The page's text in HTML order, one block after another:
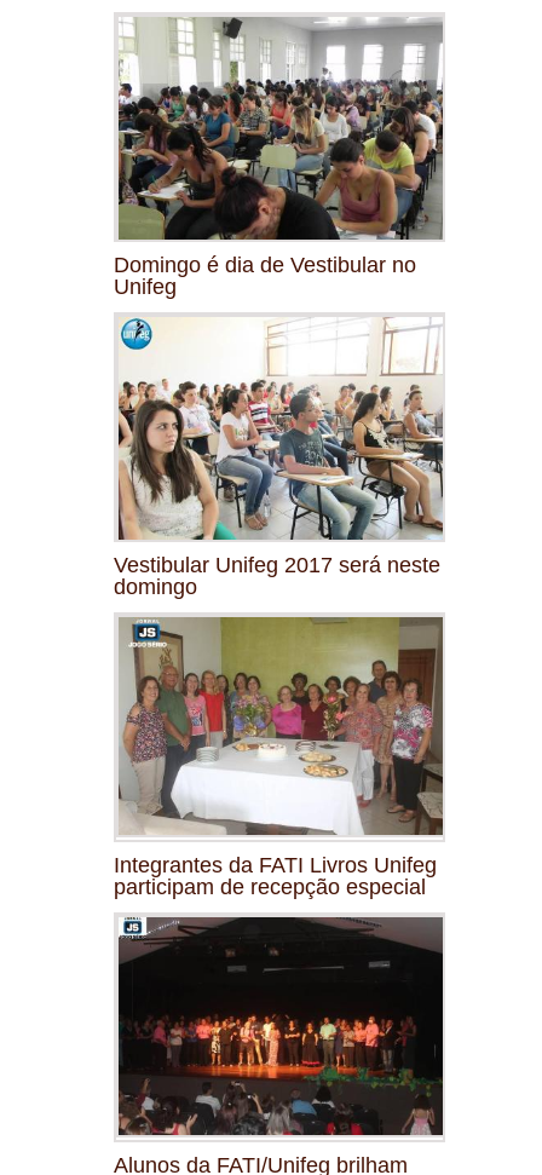
Domingo é dia de Vestibular no
Unifeg
Vestibular Unifeg 2017 será neste
domingo
Integrantes da FATI Livros Unifeg
participam de recepção especial
Alunos da FATI/Unifeg brilham